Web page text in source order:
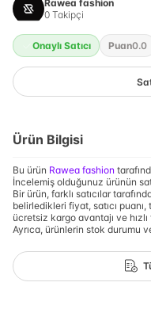
Rawea fashion
0 Takipçi
Onaylı Satıcı Puan0.0
Ürün Bilgisi
Bu ürün Rawea fashion
İncelemiş olduğunuz ürünün
Bir ürün, farklı satıcılar
belirledikleri fiyat, satıcı
ücretsiz kargo avantajı ve
Ayrıca, ürünlerin stok durumu